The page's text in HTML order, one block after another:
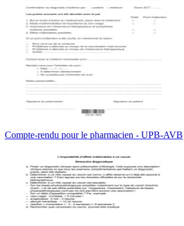
Compte-rendu pour le pharmacien - UPB-AVB